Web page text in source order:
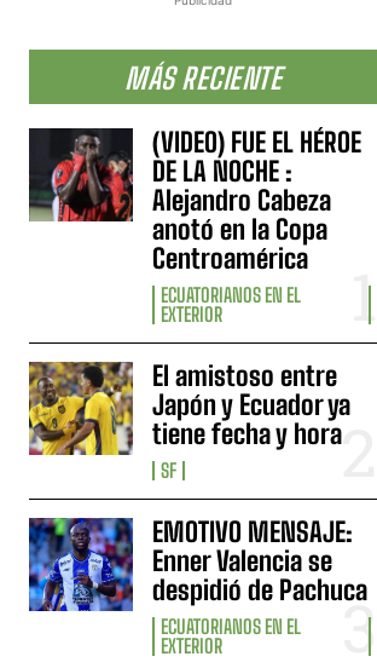
MÁS RECIENTE
(VIDEO) FUE EL HÉROE
DE LA NOCHE :
Alejandro Cabeza
anotó en la Copa
Centroamérica
ECUATORIANOS EN EL
EXTERIOR
El amistoso entre
Japón y Ecuador ya
tiene fecha y hora
SF
EMOTIVO MENSAJE:
Enner Valencia se
despidió de Pachuca
ECUATORIANOS EN EL
EXTERIOR